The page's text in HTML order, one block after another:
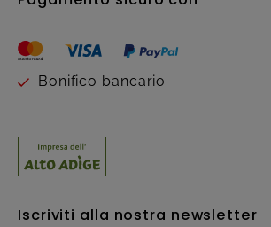
Bonifico bancario
Iscriviti alla nostra newsletter